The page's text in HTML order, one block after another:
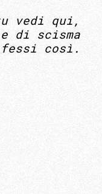
vedi qui,
di scisma
così.